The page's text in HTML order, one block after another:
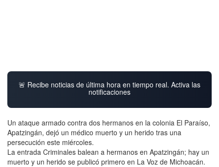
🚨 Recibe noticias de última hora en tiempo real. Activa las
notificaciones
Un ataque armado contra dos hermanos en la colonia El Paraíso,
Apatzingán, dejó un médico muerto y un herido tras una
persecución este miércoles.
La entrada Criminales balean a hermanos en Apatzingán; hay un
muerto y un herido se publicó primero en La Voz de Michoacán.